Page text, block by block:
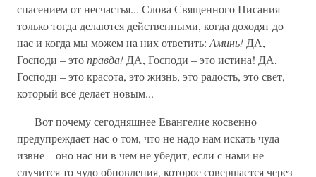
спасением от несчастья... Слова Священного Писания
только тогда делаются действенными, когда доходят до
нас и когда мы можем на них ответить: Аминь! ДА,
Господи – этоправда! ДА, Господи – это истина! ДА,
Господи – это красота, это жизнь, это радость, это свет,
который всё делает новым...
Вот почему сегодняшнее Евангелие косвенно
предупреждает нас о том, что не надо нам искать чуда
извне – оно нас ни в чем не убедит, если с нами не
случится то чудо обновления, которое совершается через